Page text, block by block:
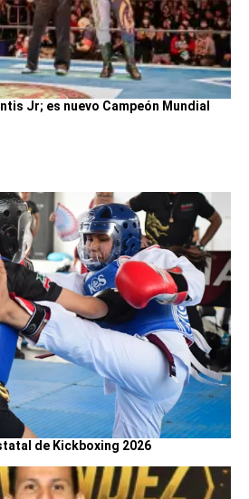
Jr; es nuevo Campeón Mundial
de Kickboxing 2026